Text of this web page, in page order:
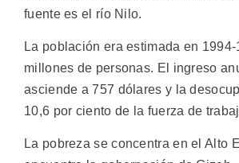
fuente es el río Nilo.
La población era estimada en
millones de personas. El ingreso
asciende a 757 dólares y la
10,6 por ciento de la fuerza de
La pobreza se concentra en el Alto